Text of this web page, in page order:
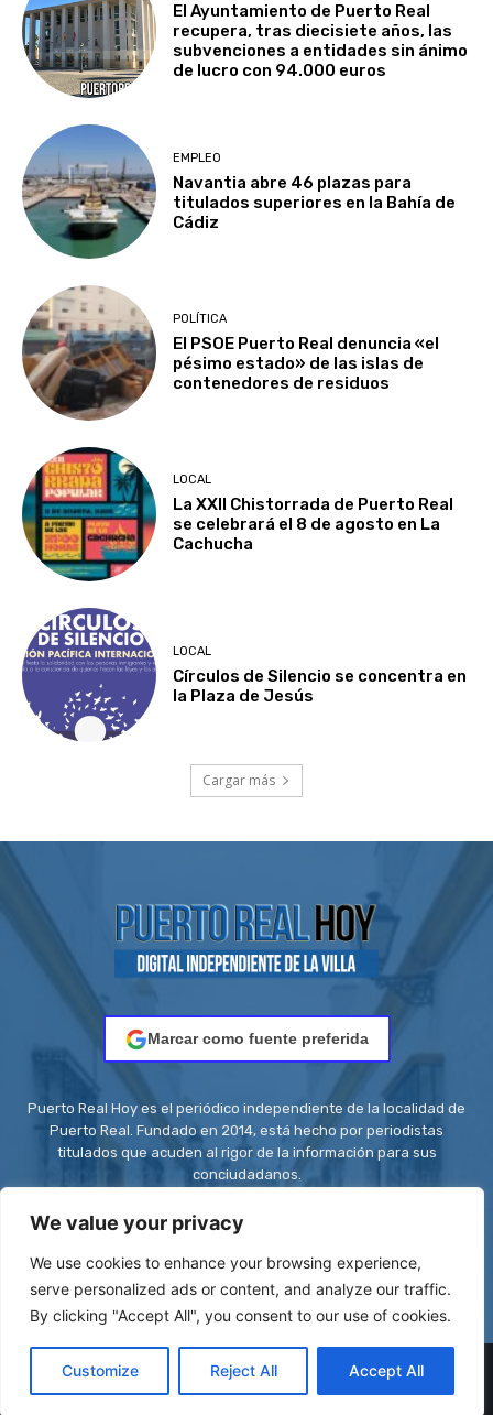
We value your privacy
We use cookies to enhance your browsing experience,
serve personalized ads or content, and analyze our traffic.
By clicking "Accept All", you consent to our use of cookies.
Customize Reject All Accept All
El Ayuntamiento de Puerto Real
recupera, tras diecisiete años, las
subvenciones a entidades sin ánimo
de lucro con 94.000 euros
EMPLEO
Navantia abre 46 plazas para
titulados superiores en la Bahía de
Cádiz
POLÍTICA
El PSOE Puerto Real denuncia «el
pésimo estado» de las islas de
contenedores de residuos
LOCAL
La XXII Chistorrada de Puerto Real
se celebrará el 8 de agosto en La
Cachucha
LOCAL
Círculos de Silencio se concentra en
la Plaza de Jesús
Cargar más
Marcar como fuente preferida
Puerto Real Hoy es el periódico independiente de la localidad de
Puerto Real. Fundado en 2014, está hecho por periodistas
titulados que acuden al rigor de la información para sus
conciudadanos.
Contacto:redaccion@puertorealhoy.es
© Be First SL - ISSN: 2444-3662 || Registro ROMDA Nº
RS8C2UZT5H | Stock images byDepositphotos
| Design images by
VistaCreate